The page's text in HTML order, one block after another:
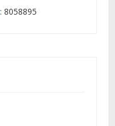
: 8058895